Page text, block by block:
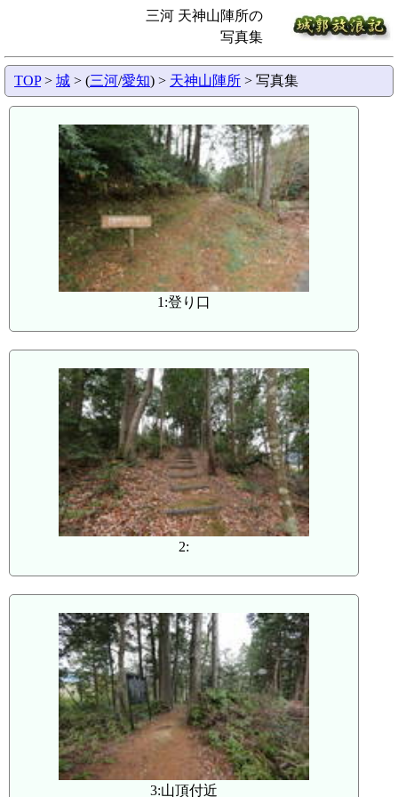
三河 天神山陣所の
写真集
TOP> 城 > (三河/愛知) > 天神山陣所 > 写真集
1:登り口
2:
3:山頂付近